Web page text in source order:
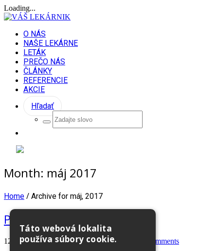
Loading...
O NÁS
NAŠE LEKÁRNE
LETÁK
PREČO NÁS
ČLÁNKY
REFERENCIE
AKCIE
Hľadať
Month: máj 2017
Home / Archive for máj, 2017
Potiť sa či nepotiť?
12.05.2017 Natália Španková novinky No comments
Táto webová lokalita
používa súbory cookie.